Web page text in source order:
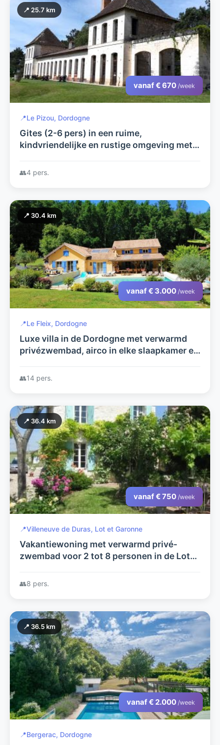
📍 25.7 km
vanaf € 670 /week
📍Le Pizou, Dordogne
Gites (2-6 pers) in een ruime,
kindvriendelijke en rustige omgeving met
👥4 pers.
📍 30.4 km
vanaf € 3.000 /week
📍Le Fleix, Dordogne
Luxe villa in de Dordogne met verwarmd
privézwembad, airco in elke slaapkamer en
👥14 pers.
📍 36.4 km
vanaf € 750 /week
📍Villeneuve de Duras, Lot et Garonne
Vakantiewoning met verwarmd privé-
zwembad voor 2 tot 8 personen in de Lot-
👥8 pers.
📍 36.5 km
vanaf € 2.000 /week
📍Bergerac, Dordogne